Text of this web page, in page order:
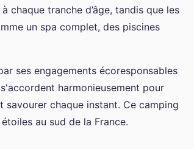
chaque tranche d’âge, tandis que les
un spa complet, des piscines
ses engagements écoresponsables
harmonieusement pour
chaque instant. Ce camping
au sud de la France.